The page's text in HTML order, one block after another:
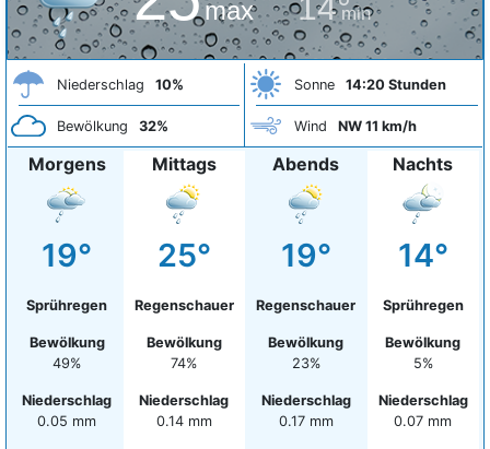
max min
Niederschlag 10%
Bewölkung 32%
Sonne 14:20 Stunden
Wind NW 11 km/h
Morgens
19°
Sprühregen
Bewölkung
49%
Niederschlag
0.05 mm
Mittags
25°
Regenschauer
Bewölkung
74%
Niederschlag
0.14 mm
Abends
19°
Regenschauer
Bewölkung
23%
Niederschlag
0.17 mm
Nachts
14°
Sprühregen
Bewölkung
5%
Niederschlag
0.07 mm